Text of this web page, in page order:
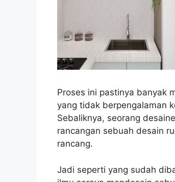
Proses ini pastinya banyak
yang tidak berpengalaman
Sebaliknya, seorang
rancangan sebuah desain
rancang.
Jadi seperti yang sudah